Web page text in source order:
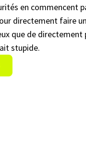
en commencent
directement faire
que de directement
stupide.